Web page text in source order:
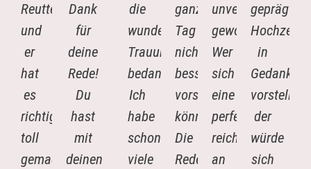
Reutte
und
er
hat
es
richtig
toll
gemacht.
Dank
für
deine
Rede!
Du
hast
mit
deinen
die
wunderschöne
Trauung
bedanken.
Ich
habe
schon
viele
ganzen
Tag
nicht
bessert
vorstellen
können!
Die
Rede
unvergesslich
geworden.
Wer
sich
eine
perfekt,
reich
an
geprägte
Hochzeit
in
Gedanken
vorstellt,
der
würde
sich